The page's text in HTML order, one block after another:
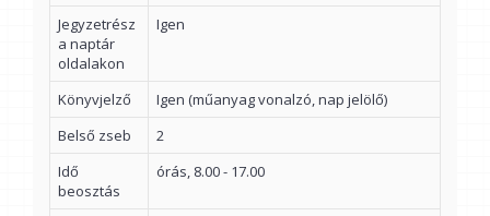
Jegyzetrész
a naptár
oldalakon
Igen
Könyvjelző
Igen (műanyag vonalzó, nap jelölő)
Belső zseb
2
Idő
beosztás
órás, 8.00 - 17.00